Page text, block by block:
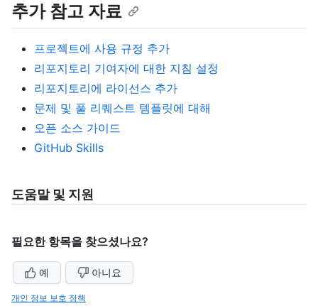
추가 참고 자료
프로젝트에 사용 규정 추가
리포지토리 기여자에 대한 지침 설정
리포지토리에 라이선스 추가
문제 및 풀 리퀘스트 템플릿에 대해
오픈 소스 가이드
GitHub Skills
도움말 및 지원
필요한 항목을 찾으셨나요?
예 아니요
개인 정보 보호 정책